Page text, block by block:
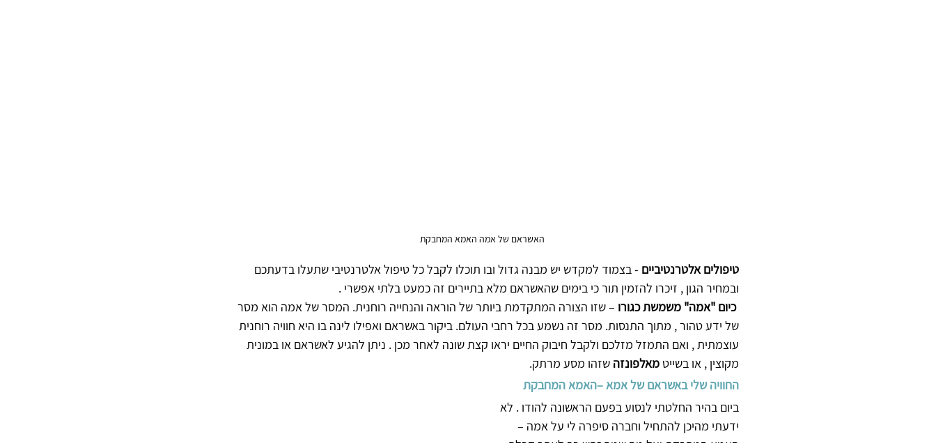
האשראם של אמה האמא המחבקת
טיפולים אלטרנטיביים - בצמוד למקדש יש מבנה גדול ובו תוכלו לקבל כל טיפול אלטרנטיבי שתעלו בדעתכם
ובמחיר הגון , זיכרו להזמין תור כי בימים שהאשראם מלא בתיירים זה כמעט בלתי אפשרי .
כיום "אמה" משמשת כגורו – שזו הצורה המתקדמת ביותר של הוראה והנחייה רוחנית. המסר של אמה הוא מסר
של ידע טהור , מתוך התנסות. מסר זה נשמע בכל רחבי העולם. ביקור באשראם ואפילו לינה בו היא חוויה רוחנית
עוצמתית , ואם התמזל מזלכם ולקבל חיבוק החיים יראו קצת שונה לאחר מכן . ניתן להגיע לאשראם או במונית
מקוצין , או בשייט מאלפונזה שזהו מסע מרתק.
החוויה שלי באשראם של אמא –האמא המחבקת
ביום בהיר החלטתי לנסוע בפעם הראשונה להודו . לא
ידעתי מהיכן להתחיל וחברה סיפרה לי על אמה –